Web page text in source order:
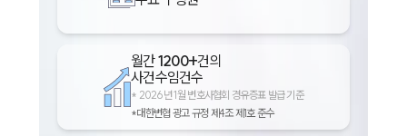
월간1200+건의
사건수임건수
* 2026년 1월 변호사협회 경유증표 발급 기준
*대한변협 광고 규정 제4조 제1호 준수